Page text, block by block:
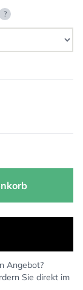
?
Angebot?
Sie direkt im